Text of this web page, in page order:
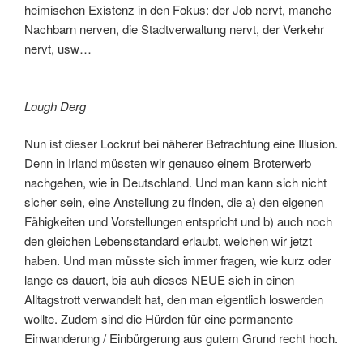
heimischen Existenz in den Fokus: der Job nervt, manche
Nachbarn nerven, die Stadtverwaltung nervt, der Verkehr
nervt, usw…
Lough Derg
Nun ist dieser Lockruf bei näherer Betrachtung eine Illusion.
Denn in Irland müssten wir genauso einem Broterwerb
nachgehen, wie in Deutschland. Und man kann sich nicht
sicher sein, eine Anstellung zu finden, die a) den eigenen
Fähigkeiten und Vorstellungen entspricht und b) auch noch
den gleichen Lebensstandard erlaubt, welchen wir jetzt
haben. Und man müsste sich immer fragen, wie kurz oder
lange es dauert, bis auh dieses NEUE sich in einen
Alltagstrott verwandelt hat, den man eigentlich loswerden
wollte. Zudem sind die Hürden für eine permanente
Einwanderung / Einbürgerung aus gutem Grund recht hoch.